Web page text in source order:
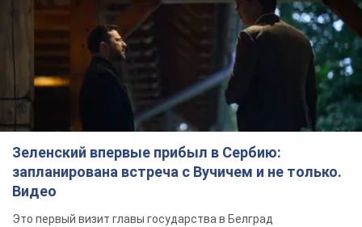
Зеленский впервые прибыл в Сербию:
запланирована встреча с Вучичем и не только.
Видео
Это первый визит главы государства в Белград